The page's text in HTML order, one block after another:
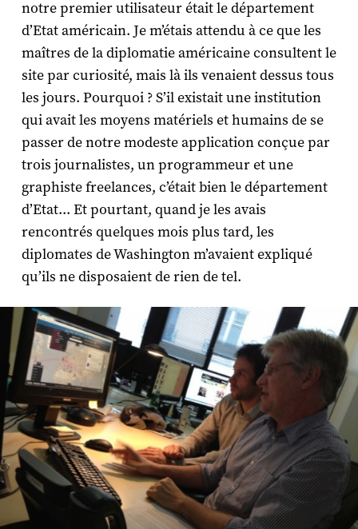
notre premier utilisateur était le département
d’Etat américain. Je m’étais attendu à ce que les
maîtres de la diplomatie américaine consultent le
site par curiosité, mais là ils venaient dessus tous
les jours. Pourquoi ? S’il existait une institution
qui avait les moyens matériels et humains de se
passer de notre modeste application conçue par
trois journalistes, un programmeur et une
graphiste freelances, c’était bien le département
d’Etat... Et pourtant, quand je les avais
rencontrés quelques mois plus tard, les
diplomates de Washington m’avaient expliqué
qu’ils ne disposaient de rien de tel.